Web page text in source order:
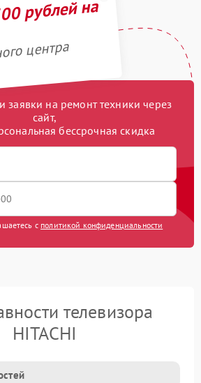
рублей на
центра
на ремонт техники через
сайт,
бессрочная скидка
с политикой конфиденциальности
телевизора
HITACHI